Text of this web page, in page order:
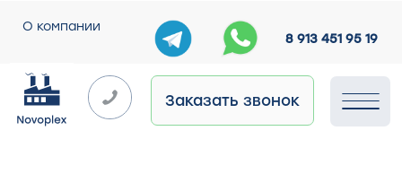
8 913 451 95 19